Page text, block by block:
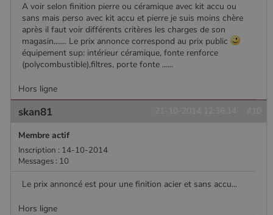
A voir selon finition pierre ou céramique avec kit accu ou
sans mais perso avec kit accu et pierre je suis moins chère
après il faut voir différents critères les charges de son
magasin....... Le prix annonce correspond au prix public
équipement sup: intérieur céramique, fonte renforce
(polycombustible),filtres, porte fonte ......
Hors ligne
skan81
Membre actif
Inscription : 14-10-2014
Messages : 10
Le prix annoncé est pour une finition acier et sans accu...
Hors ligne